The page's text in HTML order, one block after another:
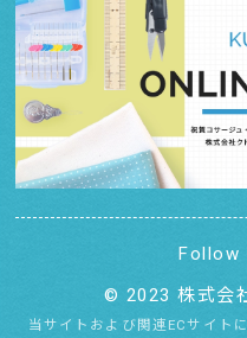
Follow
© 2023株式会
当サイトおよび関連ECサイト